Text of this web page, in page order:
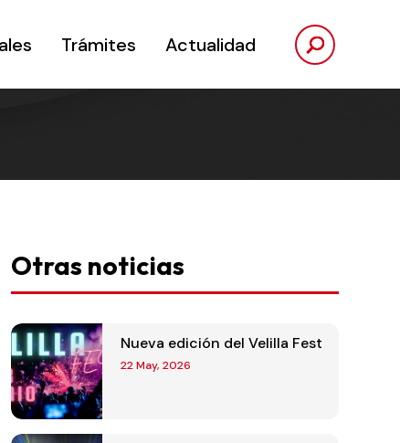
Trámites Actualidad
Otras noticias
Nueva edición del Velilla Fest
22 May, 2026